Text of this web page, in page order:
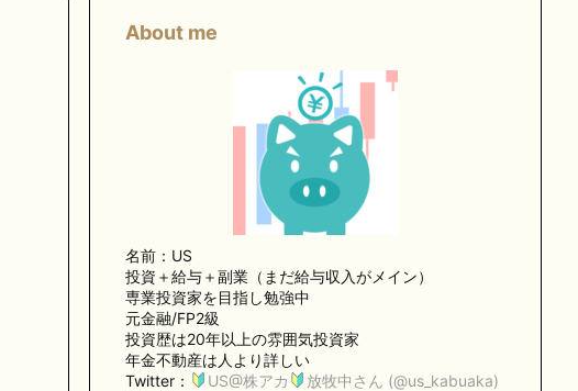
About me
名前：US
投資＋給与＋副業（まだ給与収入がメイン）
専業投資家を目指し勉強中
元金融/FP2級
投資歴は20年以上の雰囲気投資家
年金不動産は人より詳しい
Twitter：
US@株アカ
放牧中さん (@us_kabuaka)